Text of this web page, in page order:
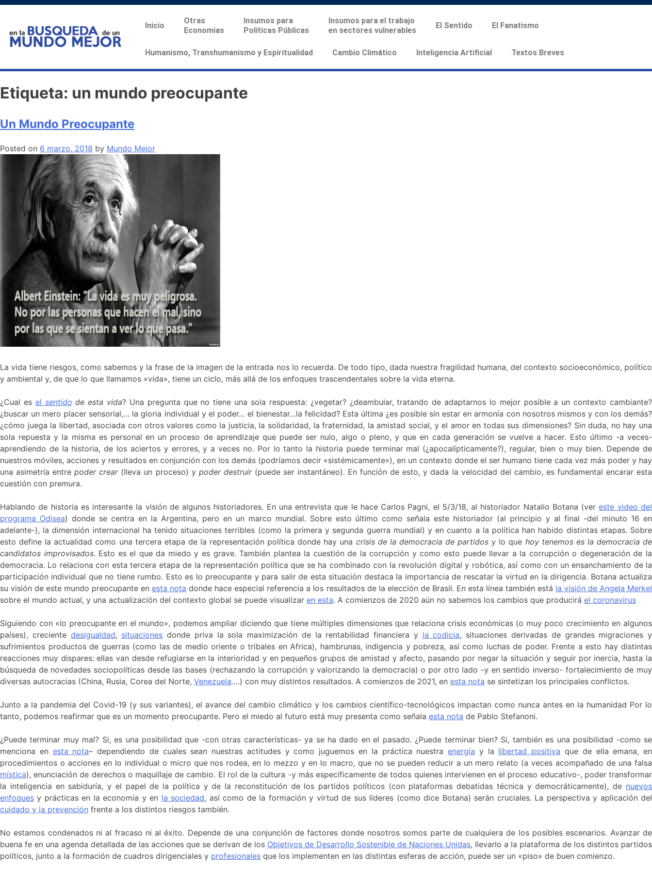
Inicio
Otras
Economias
Insumos para
Políticas Públicas
Insumos para el trabajo
en sectores vulnerables
El Sentido El Fanatismo
Humanismo, Transhumanismo y Espiritualidad Cambio Climático Inteligencia Artificial Textos Breves
Etiqueta: un mundo preocupante
Un Mundo Preocupante
Posted on 6 marzo, 2018 by Mundo Mejor
La vida tiene riesgos, como sabemos y la frase de la imagen de la entrada nos lo recuerda. De todo tipo, dada nuestra fragilidad humana, del contexto socioeconómico, político
y ambiental y, de que lo que llamamos «vida», tiene un ciclo, más allá de los enfoques trascendentales sobre la vida eterna.
¿Cual es el sentido de esta vida? Una pregunta que no tiene una sola respuesta: ¿vegetar? ¿deambular, tratando de adaptarnos lo mejor posible a un contexto cambiante?
¿buscar un mero placer sensorial,… la gloria individual y el poder… el bienestar…la felicidad? Esta última ¿es posible sin estar en armonía con nosotros mismos y con los demás?
¿cómo juega la libertad, asociada con otros valores como la justicia, la solidaridad, la fraternidad, la amistad social, y el amor en todas sus dimensiones? Sin duda, no hay una
sola repuesta y la misma es personal en un proceso de aprendizaje que puede ser nulo, algo o pleno, y que en cada generación se vuelve a hacer. Esto último -a veces-
aprendiendo de la historia, de los aciertos y errores, y a veces no. Por lo tanto la historia puede terminar mal (¿apocalípticamente?), regular, bien o muy bien. Depende de
nuestros móviles, acciones y resultados en conjunción con los demás (podríamos decir «sistémicamente»), en un contexto donde el ser humano tiene cada vez más poder y hay
una asimetría entrepoder crear(lleva un proceso) y poder destruir(puede ser instantáneo). En función de esto, y dada la velocidad del cambio, es fundamental encarar esta
cuestión con premura.
Hablando de historia es interesante la visión de algunos historiadores. En una entrevista que le hace Carlos Pagni, el 5/3/18, al historiador Natalio Botana (vereste video del
programa Odisea) donde se centra en la Argentina, pero en un marco mundial. Sobre esto último como señala este historiador (al principio y al final -del minuto 16 en
adelante-), la dimensión internacional ha tenido situaciones terribles (como la primera y segunda guerra mundial) y en cuanto a la política han habido distintas etapas. Sobre
esto define la actualidad como una tercera etapa de la representación política donde hay una crisis de la democracia de partidos y lo que hoy tenemos es la democracia de
candidatos improvisados. Esto es el que da miedo y es grave. También plantea la cuestión de la corrupción y como esto puede llevar a la corrupción o degeneración de la
democracia. Lo relaciona con esta tercera etapa de la representación política que se ha combinado con la revolución digital y robótica, así como con un ensanchamiento de la
participación individual que no tiene rumbo. Esto es lo preocupante y para salir de esta situación destaca la importancia de rescatar la virtud en la dirigencia. Botana actualiza
su visión de este mundo preocupante enesta nota donde hace especial referencia a los resultados de la elección de Brasil. En esta línea también está la visión de Angela Merkel
sobre el mundo actual, y una actualización del contexto global se puede visualizar en esta. A comienzos de 2020 aún no sabemos los cambios que producirá el coronavirus
Siguiendo con «lo preocupante en el mundo», podemos ampliar diciendo que tiene múltiples dimensiones que relaciona crisis económicas (o muy poco crecimiento en algunos
países), creciente desigualdad, situaciones donde priva la sola maximización de la rentabilidad financiera y la codicia, situaciones derivadas de grandes migraciones y
sufrimientos productos de guerras (como las de medio oriente o tribales en Africa), hambrunas, indigencia y pobreza, así como luchas de poder. Frente a esto hay distintas
reacciones muy dispares: ellas van desde refugiarse en la interioridad y en pequeños grupos de amistad y afecto, pasando por negar la situación y seguir por inercia, hasta la
búsqueda de novedades sociopolíticas desde las bases (rechazando la corrupción y valorizando la democracia) o por otro lado -y en sentido inverso- fortalecimiento de muy
diversas autocracias (China, Rusia, Corea del Norte, Venezuela….) con muy distintos resultados. A comienzos de 2021, en esta nota se sintetizan los principales conflictos.
Junto a la pandemia del Covid-19 (y sus variantes), el avance del cambio climático y los cambios científico-tecnológicos impactan como nunca antes en la humanidad Por lo
tanto, podemos reafirmar que es un momento preocupante. Pero el miedo al futuro está muy presenta como señala esta nota de Pablo Stefanoni.
¿Puede terminar muy mal? Si, es una posibilidad que -con otras características- ya se ha dado en el pasado. ¿Puede terminar bien? Si, también es una posibilidad -como se
menciona en esta nota– dependiendo de cuales sean nuestras actitudes y como juguemos en la práctica nuestraenergía y la libertad positiva que de ella emana, en
procedimientos o acciones en lo individual o micro que nos rodea, en lo mezzo y en lo macro, que no se pueden reducir a un mero relato (a veces acompañado de una falsa
mística), enunciación de derechos o maquillaje de cambio. El rol de la cultura -y más específicamente de todos quienes intervienen en el proceso educativo-, poder transformar
la inteligencia en sabiduría, y el papel de la política y de la reconstitución de los partidos políticos (con plataformas debatidas técnica y democráticamente), de nuevos
enfoques y prácticas en la economía y en la sociedad, así como de la formación y virtud de sus líderes (como dice Botana) serán cruciales. La perspectiva y aplicación del
cuidado y la prevención frente a los distintos riesgos también.
No estamos condenados ni al fracaso ni al éxito. Depende de una conjunción de factores donde nosotros somos parte de cualquiera de los posibles escenarios. Avanzar de
buena fe en una agenda detallada de las acciones que se derivan de los Objetivos de Desarrollo Sostenible de Naciones Unidas, llevarlo a la plataforma de los distintos partidos
políticos, junto a la formación de cuadros dirigenciales y profesionales que los implementen en las distintas esferas de acción, puede ser un «piso» de buen comienzo.